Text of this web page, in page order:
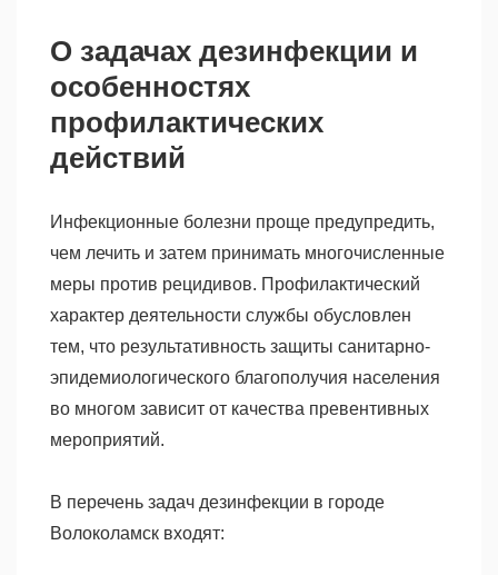
О задачах дезинфекции и
особенностях
профилактических
действий
Инфекционные болезни проще предупредить,
чем лечить и затем принимать многочисленные
меры против рецидивов. Профилактический
характер деятельности службы обусловлен
тем, что результативность защиты санитарно-
эпидемиологического благополучия населения
во многом зависит от качества превентивных
мероприятий.
В перечень задач дезинфекции в городе
Волоколамск входят: